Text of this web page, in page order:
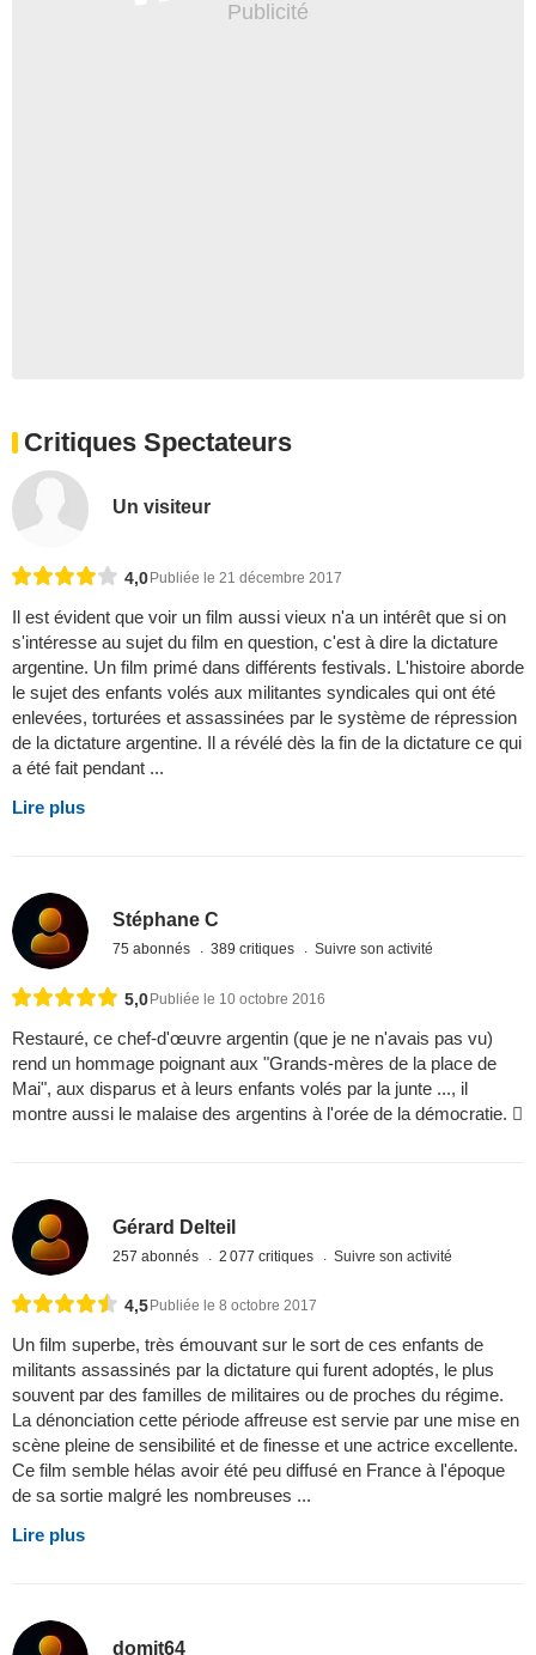
Critiques Spectateurs
Un visiteur
4,0Publiée le 21 décembre 2017
Il est évident que voir un film aussi vieux n'a un intérêt que si on
s'intéresse au sujet du film en question, c'est à dire la dictature
argentine. Un film primé dans différents festivals. L'histoire aborde
le sujet des enfants volés aux militantes syndicales qui ont été
enlevées, torturées et assassinées par le système de répression
de la dictature argentine. Il a révélé dès la fin de la dictature ce qui
a été fait pendant ...
Lire plus
Stéphane C
75 abonnés 389 critiques Suivre son activité
5,0 Publiée le 10 octobre 2016
Restauré, ce chef-d'œuvre argentin (que je ne n'avais pas vu)
rend un hommage poignant aux "Grands-mères de la place de
Mai", aux disparus et à leurs enfants volés par la junte ..., il
montre aussi le malaise des argentins à l'orée de la démocratie. 
Gérard Delteil
257 abonnés 2 077 critiques Suivre son activité
4,5 Publiée le 8 octobre 2017
Un film superbe, très émouvant sur le sort de ces enfants de
militants assassinés par la dictature qui furent adoptés, le plus
souvent par des familles de militaires ou de proches du régime.
La dénonciation cette période affreuse est servie par une mise en
scène pleine de sensibilité et de finesse et une actrice excellente.
Ce film semble hélas avoir été peu diffusé en France à l'époque
de sa sortie malgré les nombreuses ...
Lire plus
domit64